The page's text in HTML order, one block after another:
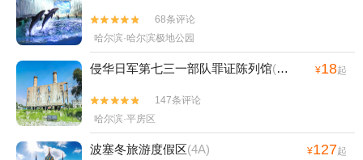


68条评论
哈尔滨·哈尔滨极地公园
侵华日军第七三一部队罪证陈列馆(4A) ¥18起


147条评论
哈尔滨·平房区
波塞冬旅游度假区(4A) ¥127起